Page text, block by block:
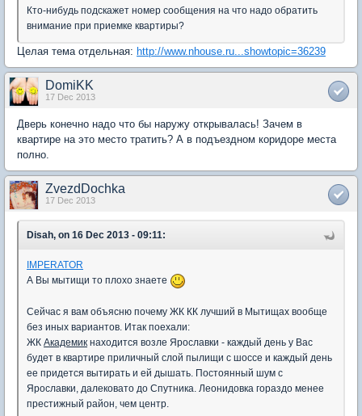
Кто-нибудь подскажет номер сообщения на что надо обратить
внимание при приемке квартиры?
Целая тема отдельная: http://www.nhouse.ru...showtopic=36239
DomiKK
17 Dec 2013
Дверь конечно надо что бы наружу открывалась! Зачем в
квартире на это место тратить? А в подъездном коридоре места
полно.
ZvezdDochka
17 Dec 2013
Disah, on 16 Dec 2013 - 09:11:
IMPERATOR
А Вы мытищи то плохо знаете
Сейчас я вам объясню почему ЖК КК лучший в Мытищах вообще
без иных вариантов. Итак поехали:
ЖК Академик находится возле Ярославки - каждый день у Вас
будет в квартире приличный слой пылищи с шоссе и каждый день
ее придется вытирать и ей дышать. Постоянный шум с
Ярославки, далековато до Спутника. Леонидовка гораздо менее
престижный район, чем центр.